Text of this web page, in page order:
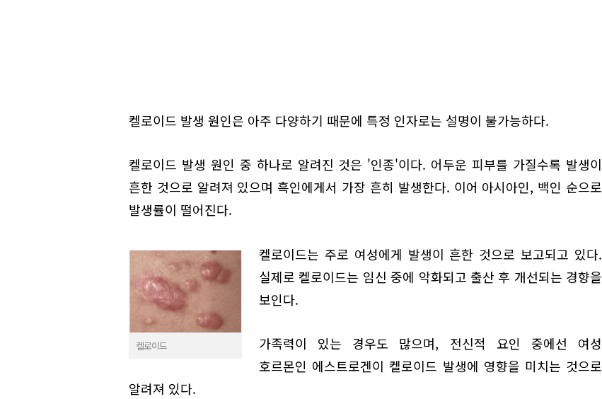
켈로이드 발생 원인은 아주 다양하기 때문에 특정 인자로는 설명이 불가능하다.
켈로이드 발생 원인 중 하나로 알려진 것은 '인종'이다. 어두운 피부를 가질수록 발생이
흔한 것으로 알려져 있으며 흑인에게서 가장 흔히 발생한다. 이어 아시아인, 백인 순으로
발생률이 떨어진다.
켈로이드
켈로이드는 주로 여성에게 발생이 흔한 것으로 보고되고 있다.
실제로 켈로이드는 임신 중에 악화되고 출산 후 개선되는 경향을
보인다.
가족력이 있는 경우도 많으며, 전신적 요인 중에선 여성
호르몬인 에스트로겐이 켈로이드 발생에 영향을 미치는 것으로
알려져 있다.